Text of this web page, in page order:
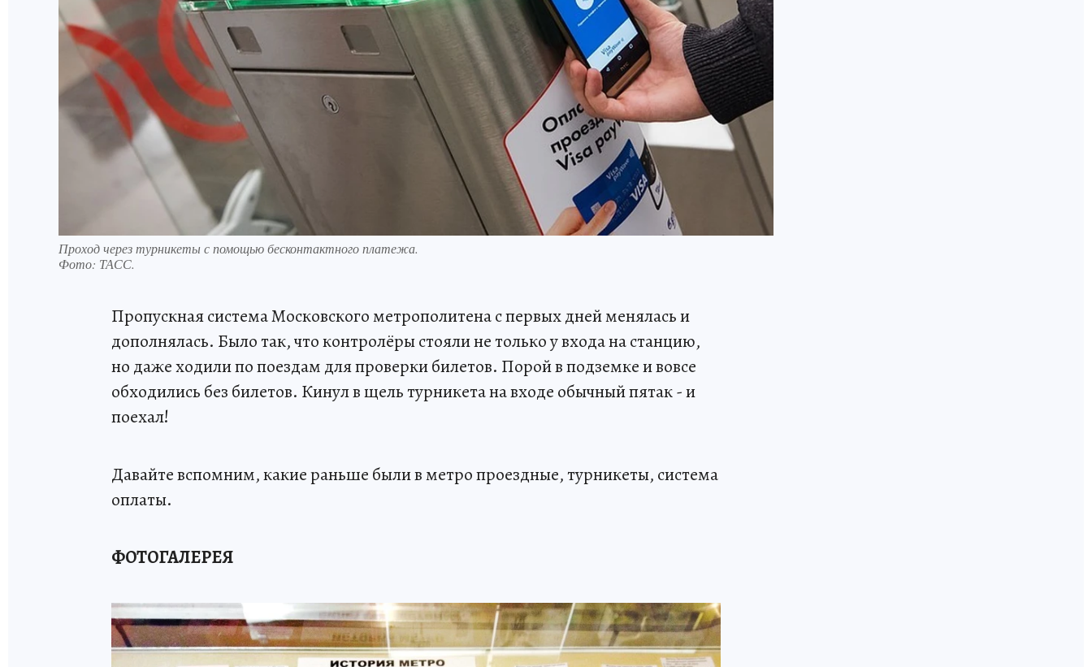
Проход через турникеты с помощью бесконтактного платежа.
Фото: ТАСС.
Пропускная система Московского метрополитена с первых дней менялась и
дополнялась. Было так, что контролёры стояли не только у входа на станцию,
но даже ходили по поездам для проверки билетов. Порой в подземке и вовсе
обходились без билетов. Кинул в щель турникета на входе обычный пятак - и
поехал!
Давайте вспомним, какие раньше были в метро проездные, турникеты, система
оплаты.
ФОТОГАЛЕРЕЯ